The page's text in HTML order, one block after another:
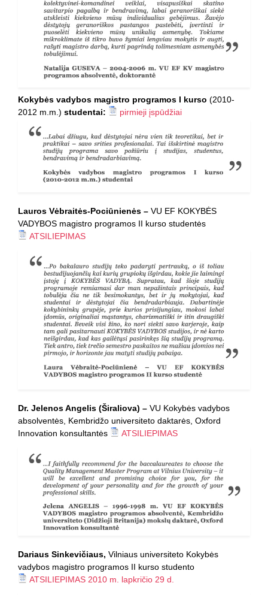
Kokybės vadybos magistro programos I kurso (2010-
2012 m.m.) studentai: pirmieji įspūdžiai
Lauros Vėbraitės-Pociūnienės – VU EF KOKYBĖS
VADYBOS magistro programos II kurso studentės
ATSILIEPIMAS
Dr. Jelenos Angelis (Širaliova) – VU Kokybės vadybos
absolventės, Kembridžo universiteto daktarės, Oxford
Innovation konsultantės
ATSILIEPIMAS
Dariaus Sinkevičiaus, Vilniaus universiteto Kokybės
vadybos magistro programos II kurso studento
ATSILIEPIMAS 2010 m. lapkričio 29 d.